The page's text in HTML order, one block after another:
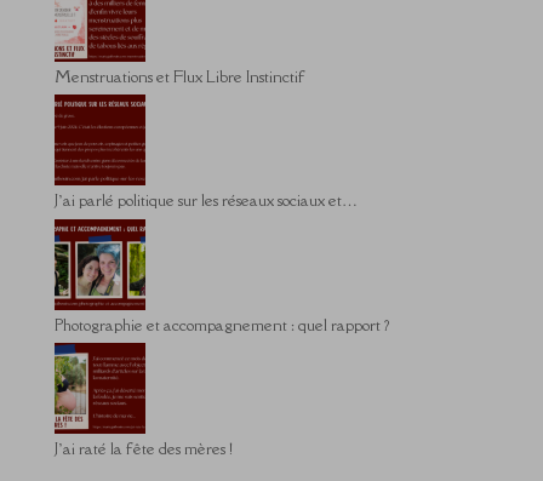
Menstruations et Flux Libre Instinctif
J’ai parlé politique sur les réseaux sociaux et…
Photographie et accompagnement : quel rapport ?
J’ai raté la fête des mères !